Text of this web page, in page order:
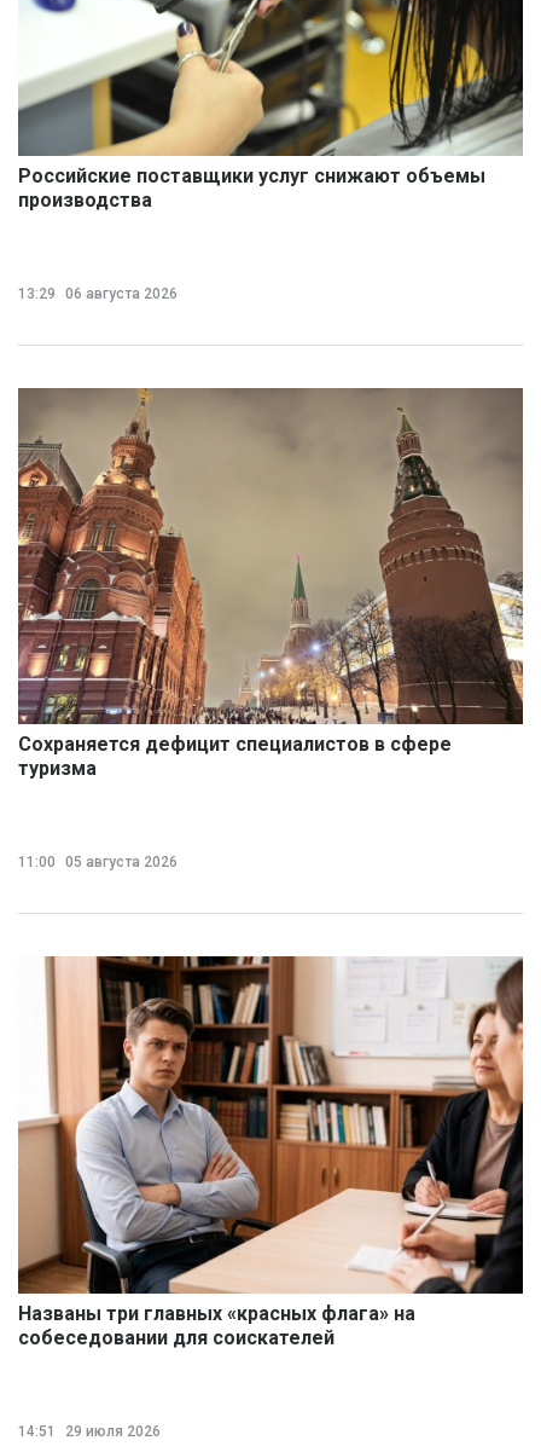
Российские поставщики услуг снижают объемы
производства
13:29 06 августа 2026
Сохраняется дефицит специалистов в сфере
туризма
11:00 05 августа 2026
Названы три главных «красных флага» на
собеседовании для соискателей
14:51 29 июля 2026